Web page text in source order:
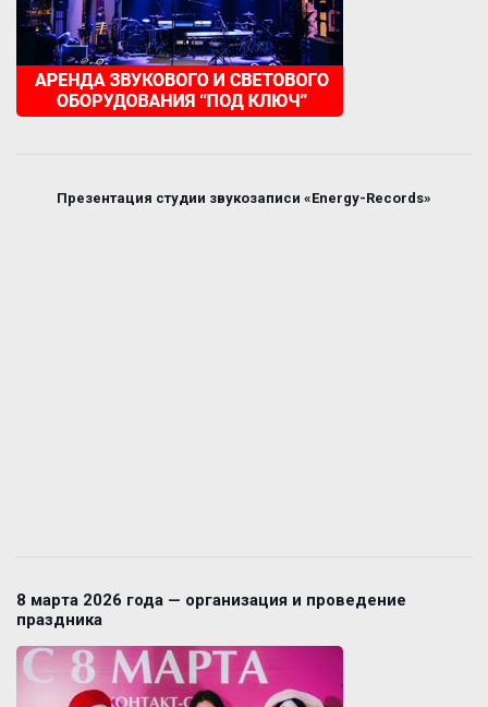
Презентация студии звукозаписи «Energy-Records»
8 марта 2026 года — организация и проведение
праздника